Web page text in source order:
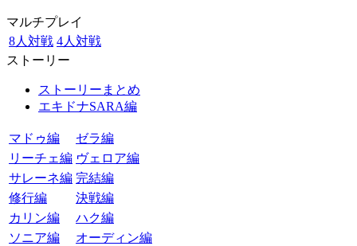
マルチプレイ
8人対戦 4人対戦
ストーリー
ストーリーまとめ
エキドナSARA編
マドゥ編
ゼラ編
リーチェ編 ヴェロア編
サレーネ編 完結編
修行編
決戦編
カリン編
ハク編
ソニア編
オーディン編